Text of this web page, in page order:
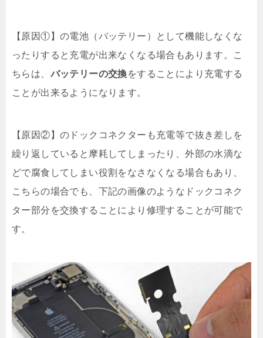
【原因①】の電池（バッテリー）として機能しなくな
ったりすると充電が出来なくなる場合もあります。こ
ちらは、 バッテリーの交換をすることにより充電する
ことが出来るようになります。
【原因②】のドックコネクターも充電等で抜き差しを
繰り返していると摩耗してしまったり、外部の水滴な
どで腐食してしまい役割をなさなくなる場合もあり、
こちらの場合でも、下記の画像のようなドックコネク
ター部分を交換することにより修理することが可能で
す。